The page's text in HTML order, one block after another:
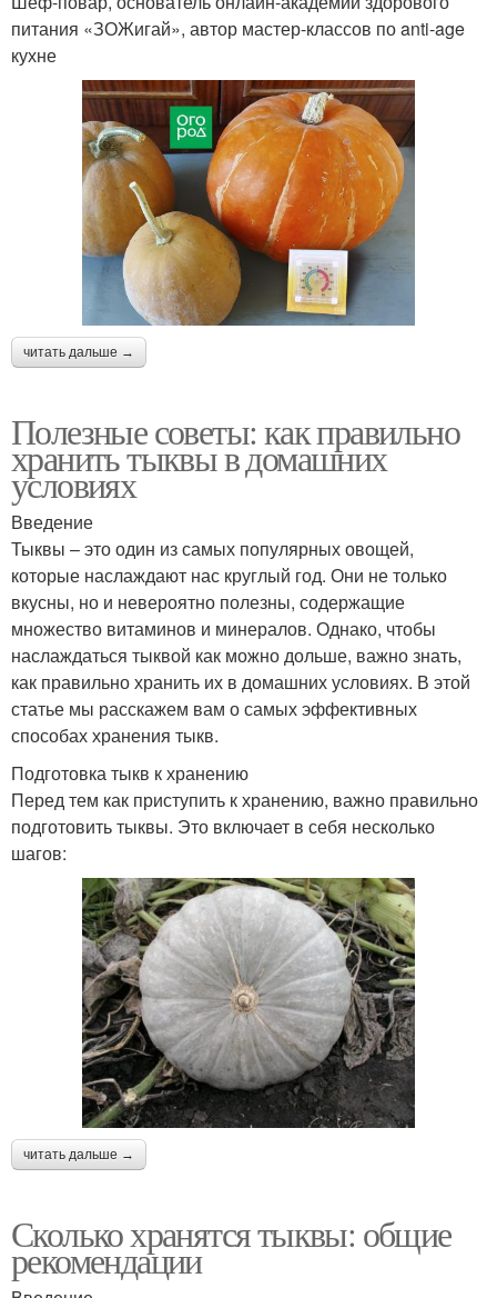
питания «ЗОЖигай», автор мастер-классов по anti-age
кухне
читать дальше →
Полезные советы: как правильно
хранить тыквы в домашних
условиях
Введение
Тыквы – это один из самых популярных овощей,
которые наслаждают нас круглый год. Они не только
вкусны, но и невероятно полезны, содержащие
множество витаминов и минералов. Однако, чтобы
наслаждаться тыквой как можно дольше, важно знать,
как правильно хранить их в домашних условиях. В этой
статье мы расскажем вам о самых эффективных
способах хранения тыкв.
Подготовка тыкв к хранению
Перед тем как приступить к хранению, важно правильно
подготовить тыквы. Это включает в себя несколько
шагов:
читать дальше →
Сколько хранятся тыквы: общие
рекомендации